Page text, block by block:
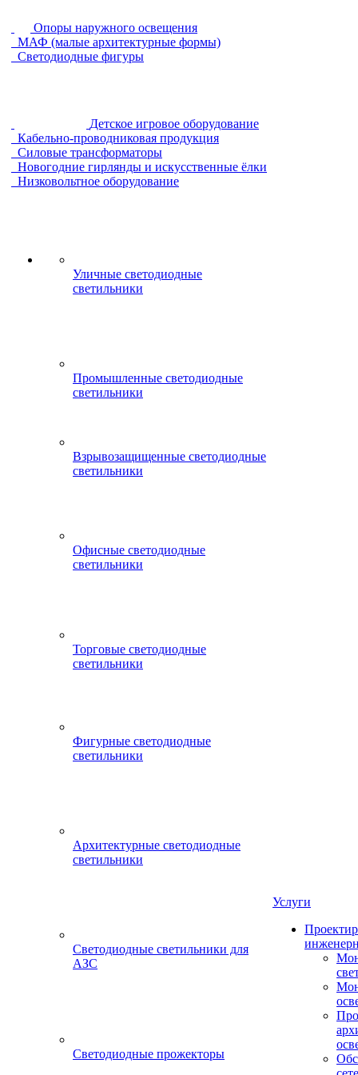
Опоры наружного освещения
МАФ (малые архитектурные формы)
Светодиодные фигуры
Детское игровое оборудование
Кабельно-проводниковая продукция
Силовые трансформаторы
Новогодние гирлянды и искусственные ёлки
Низковольтное оборудование
Уличные светодиодные
светильники
Промышленные светодиодные
светильники
Взрывозащищенные светодиодные
светильники
Офисные светодиодные
светильники
Торговые светодиодные
светильники
Фигурные светодиодные
светильники
Архитектурные светодиодные
светильники
Светодиодные светильники для
АЗС
Светодиодные прожекторы
Услуги